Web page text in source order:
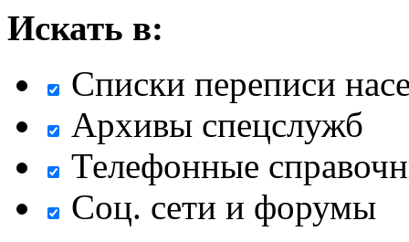
Искать в:
Списки переписи
Архивы спецслужб
Телефонные
Соц. сети и форумы